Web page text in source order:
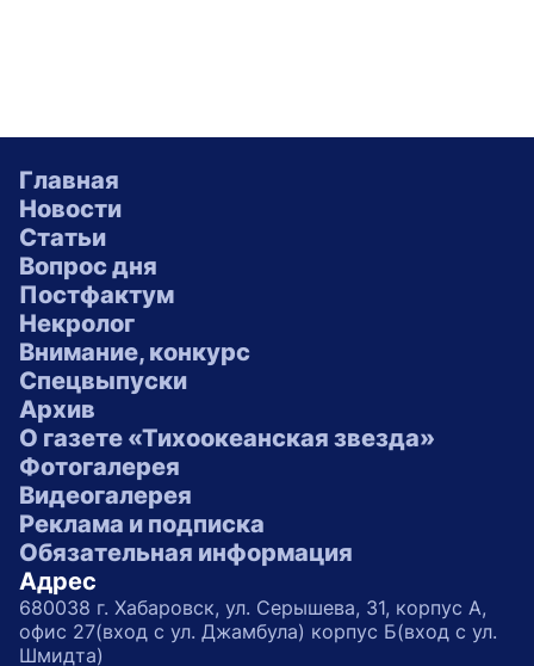
Главная
Новости
Статьи
Вопрос дня
Постфактум
Некролог
Внимание, конкурс
Спецвыпуски
Архив
О газете «Тихоокеанская звезда»
Фотогалерея
Видеогалерея
Реклама и подписка
Обязательная информация
Адрес
680038 г. Хабаровск, ул. Серышева, 31, корпус А,
офис 27(вход с ул. Джамбула) корпус Б(вход с ул.
Шмидта)